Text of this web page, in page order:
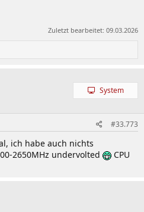
Zuletzt bearbeitet: 09.03.2026
System
#33.773
ich habe auch nichts
2650MHz undervolted
CPU